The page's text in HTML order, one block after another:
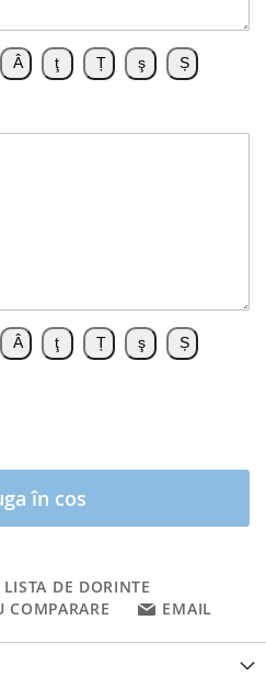
în cos
DE DORINTE
COMPARARE
EMAIL